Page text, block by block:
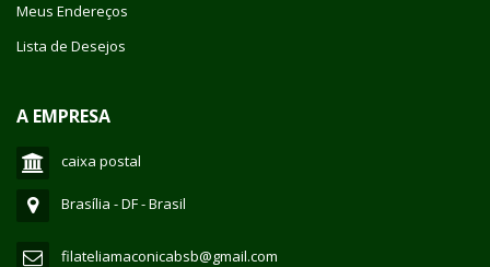
Meus Endereços
Lista de Desejos
A EMPRESA
caixa postal
Brasília - DF - Brasil
filateliamaconicabsb@gmail.com